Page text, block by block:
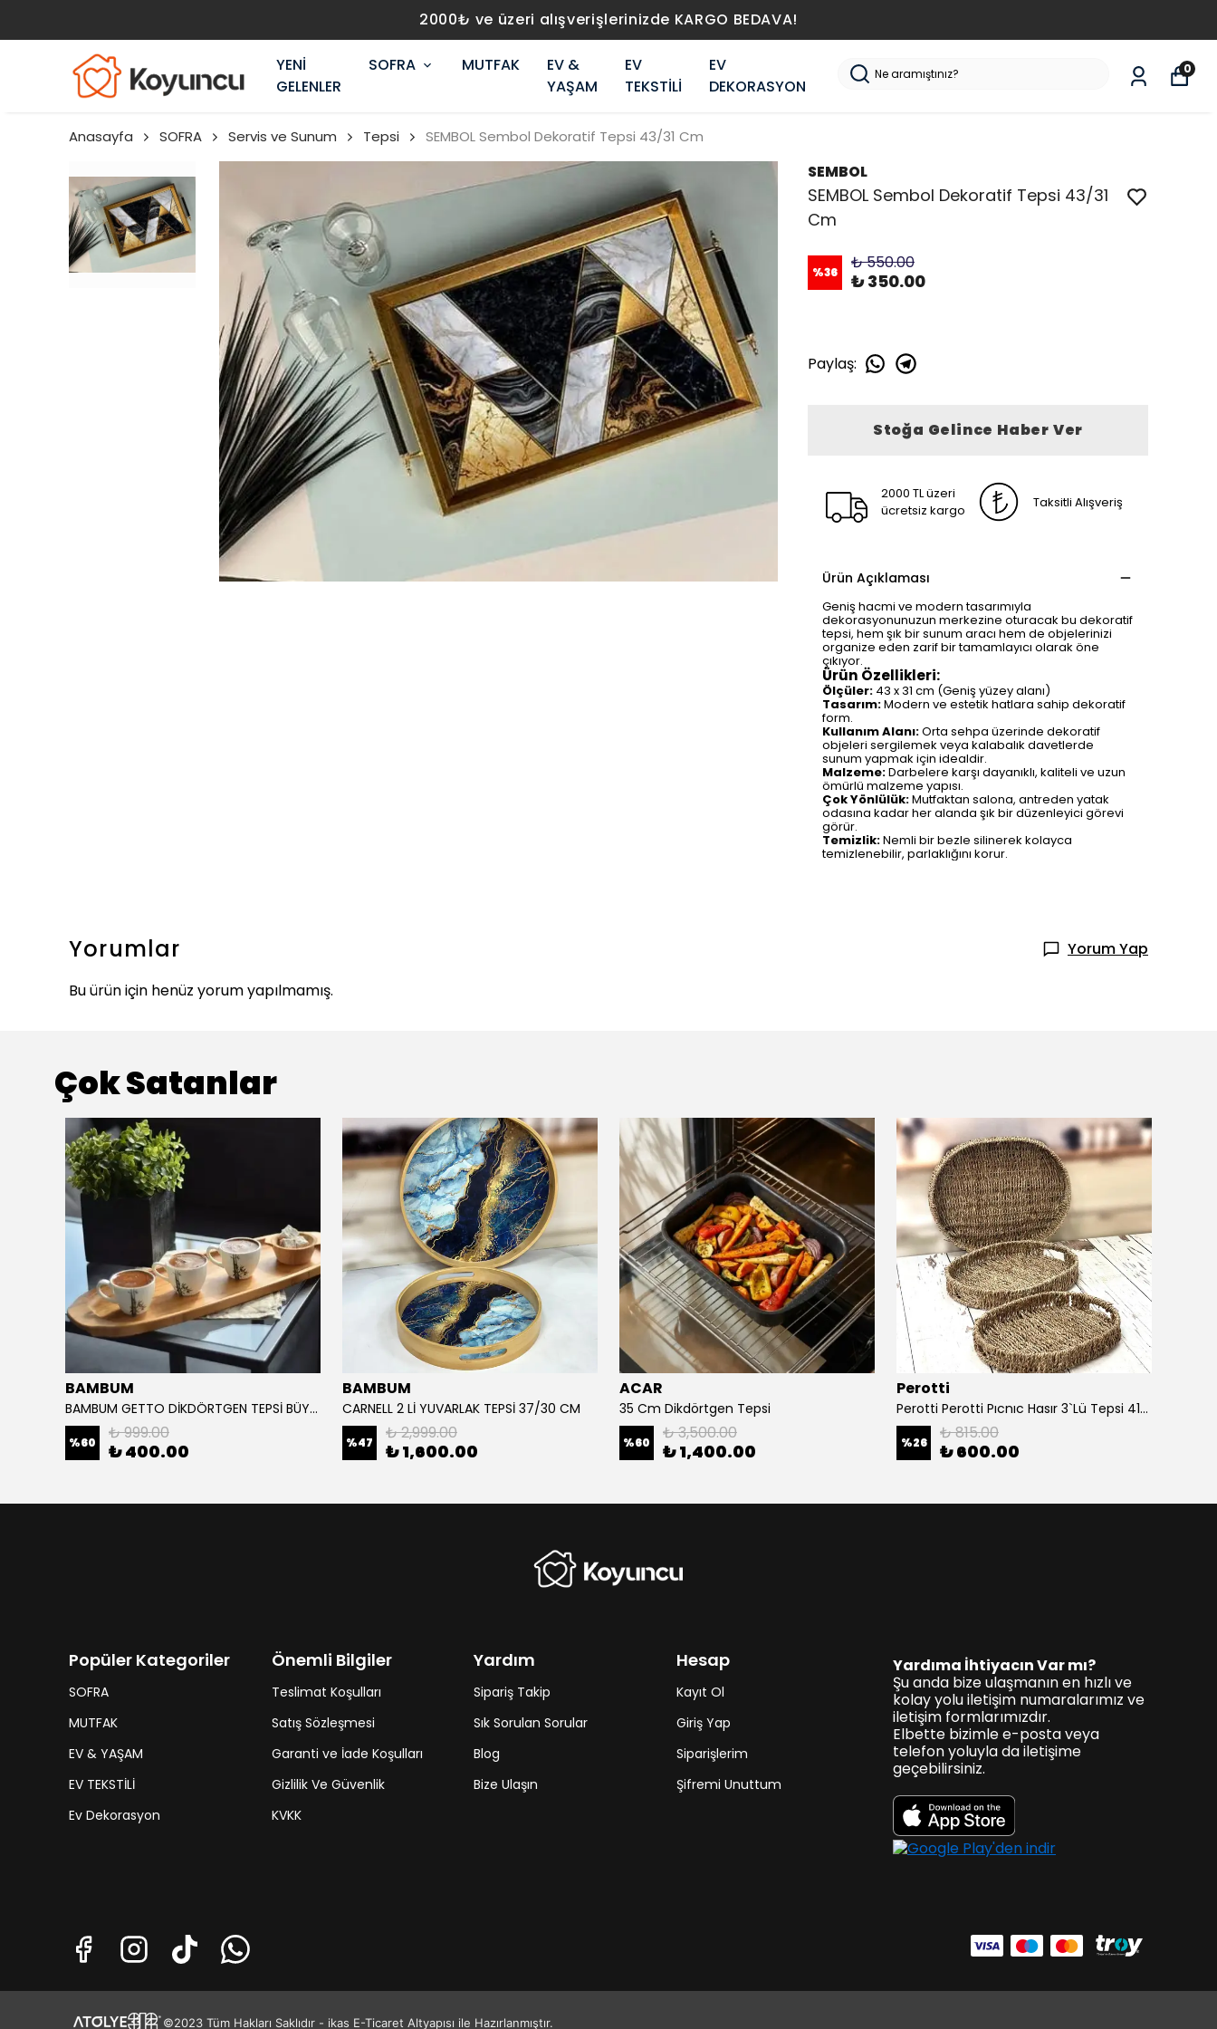
2000₺ ve üzeri alışverişlerinizde KARGO BEDAVA!
YENİ
GELENLER
SOFRA MUTFAK
EV &
YAŞAM
EV
TEKSTİLİ
EV
DEKORASYON
0
Anasayfa SOFRA Servis ve Sunum Tepsi SEMBOL Sembol Dekoratif Tepsi 43/31 Cm
SEMBOL
SEMBOL Sembol Dekoratif Tepsi 43/31
Cm
%36 ₺ 550.00
₺ 350.00
Paylaş:
Stoğa Gelince Haber Ver
2000 TL üzeri
ücretsiz kargo
Taksitli Alışveriş
Ürün Açıklaması
Geniş hacmi ve modern tasarımıyla
dekorasyonunuzun merkezine oturacak bu dekoratif
tepsi, hem şık bir sunum aracı hem de objelerinizi
organize eden zarif bir tamamlayıcı olarak öne
çıkıyor.
Ürün Özellikleri:
Ölçüler: 43 x 31 cm (Geniş yüzey alanı)
Tasarım:Modern ve estetik hatlara sahip dekoratif
form.
Kullanım Alanı:Orta sehpa üzerinde dekoratif
objeleri sergilemek veya kalabalık davetlerde
sunum yapmak için idealdir.
Malzeme:Darbelere karşı dayanıklı, kaliteli ve uzun
ömürlü malzeme yapısı.
Çok Yönlülük:Mutfaktan salona, antreden yatak
odasına kadar her alanda şık bir düzenleyici görevi
görür.
Temizlik:Nemli bir bezle silinerek kolayca
temizlenebilir, parlaklığını korur.
Yorumlar
Yorum Yap
Bu ürün için henüz yorum yapılmamış.
Çok Satanlar
BAMBUM
BAMBUM GETTO DİKDÖRTGEN TEPSİ BÜYÜK 48/16 CM
%60 ₺ 999.00
₺ 400.00
BAMBUM
CARNELL 2 Lİ YUVARLAK TEPSİ 37/30 CM
%47 ₺ 2,999.00
₺ 1,600.00
ACAR
35 Cm Dikdörtgen Tepsi
%60 ₺ 3,500.00
₺ 1,400.00
Perotti
Perotti Perotti Pıcnıc Hasır 3`Lü Tepsi 41/35/32 CM
%26 ₺ 815.00
₺ 600.00
Popüler Kategoriler
SOFRA
MUTFAK
EV & YAŞAM
EV TEKSTİLİ
Ev Dekorasyon
Önemli Bilgiler
Teslimat Koşulları
Satış Sözleşmesi
Garanti ve İade Koşulları
Gizlilik Ve Güvenlik
KVKK
Yardım
Sipariş Takip
Sık Sorulan Sorular
Blog
Bize Ulaşın
Hesap
Kayıt Ol
Giriş Yap
Siparişlerim
Şifremi Unuttum
Yardıma İhtiyacın Var mı?
Şu anda bize ulaşmanın en hızlı ve
kolay yolu iletişim numaralarımız ve
iletişim formlarımızdır.
Elbette bizimle e-posta veya
telefon yoluyla da iletişime
geçebilirsiniz.
©2023 Tüm Hakları Saklıdır - ikas E-Ticaret Altyapısı ile Hazırlanmıştır.